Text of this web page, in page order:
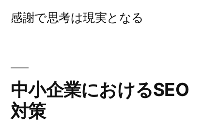
ス
感謝で思考は現実となる
中小企業におけるSEO
対策